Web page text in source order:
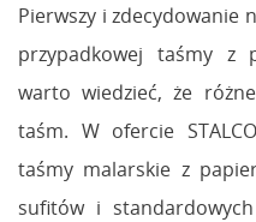
Pierwszy i zdecydowanie
przypadkowej taśmy z
warto wiedzieć, że
taśm. W ofercie
taśmy malarskie z
sufitów i